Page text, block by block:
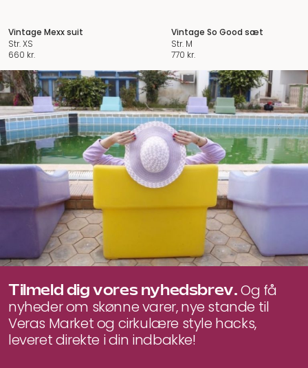
Vintage Mexx suit
Str. XS
660 kr.
Vintage So Good sæt
Str. M
770 kr.
Tilmeld dig vores nyhedsbrev.Og få
nyheder om skønne varer, nye stande til
Veras Market og cirkulære style hacks,
leveret direkte i din indbakke!